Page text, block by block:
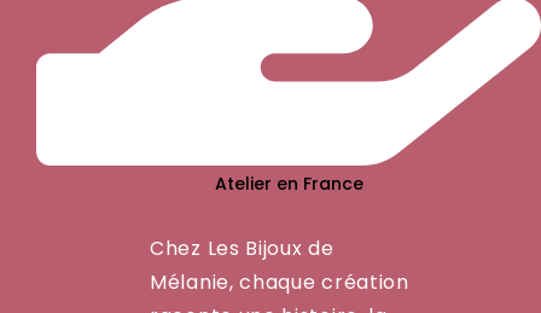
Atelier en France
Chez Les Bijoux de
Mélanie, chaque création